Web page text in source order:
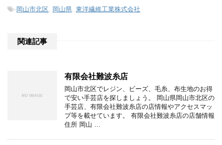
-岡山市北区 岡山県 東洋繊維工業株式会社
関連記事
有限会社難波糸店
岡山市北区でレジン、ビーズ、毛糸、布生地のお得
で安い手芸店を探しましょう。 岡山県岡山市北区の
手芸店、有限会社難波糸店の店情報やアクセスマッ
プ等を載せています。 有限会社難波糸店の店舗情報
住所 岡山 …